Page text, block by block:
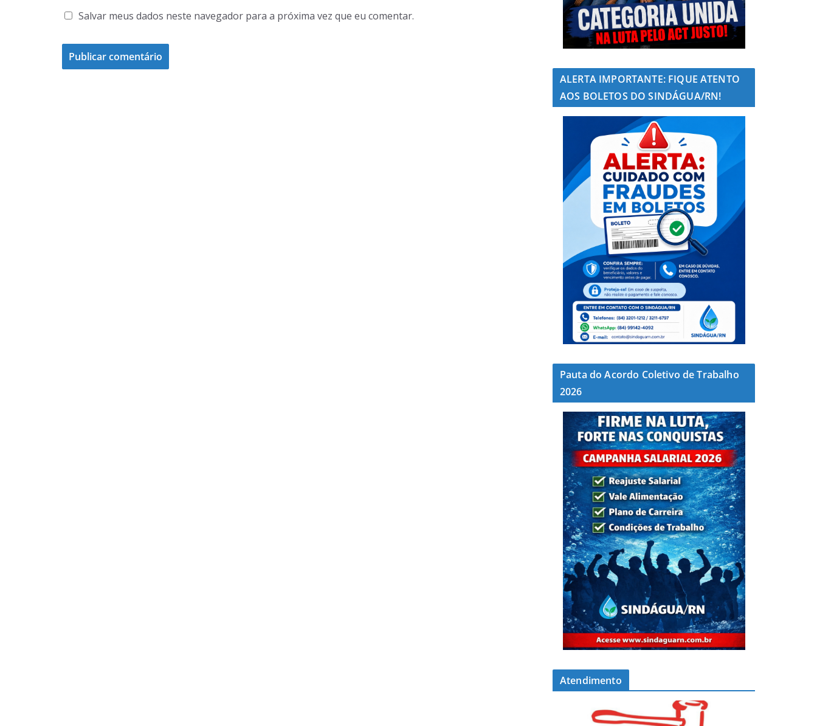
Salvar meus dados neste navegador para a próxima vez que eu comentar.
ALERTA IMPORTANTE: FIQUE ATENTO
AOS BOLETOS DO SINDÁGUA/RN!
Pauta do Acordo Coletivo de Trabalho
2026
Atendimento